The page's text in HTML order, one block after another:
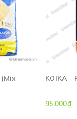
(Mix
KOIKA -
95.000₫